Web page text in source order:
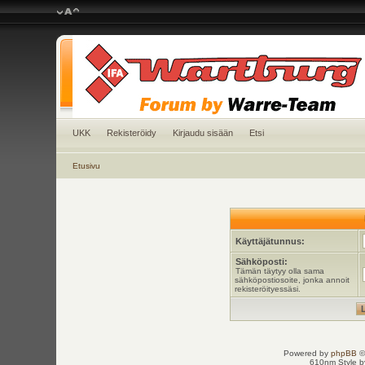
UKK Rekisteröidy Kirjaudu sisään Etsi
Etusivu
Käyttäjätunnus:
Sähköposti:
Tämän täytyy olla sama
sähköpostiosoite, jonka annoit
rekisteröityessäsi.
Powered by phpBB
610nm Style